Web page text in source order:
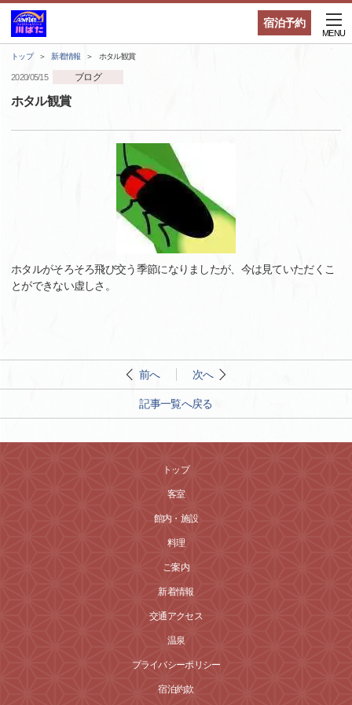
宿泊予約
MENU
トップ 新着情報 ホタル観賞
2020/05/15 ブログ
ホタル観賞
ホタルがそろそろ飛び交う季節になりましたが、今は見ていただくこ
とができない虚しさ。
前へ 次へ
記事一覧へ戻る
トップ
客室
館内・施設
料理
ご案内
新着情報
交通アクセス
温泉
プライバシーポリシー
宿泊約款